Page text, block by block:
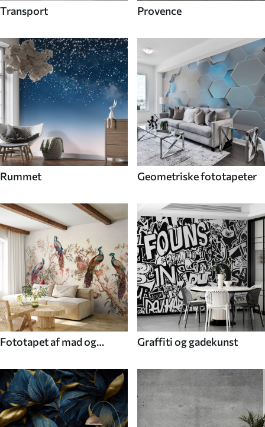
Transport Provence
Rummet Geometriske fototapeter
Fototapet af mad og
Graffiti og gadekunst